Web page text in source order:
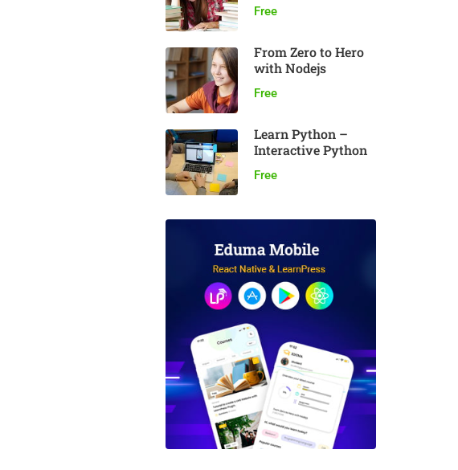
Free
From Zero to Hero
with Nodejs
Free
Learn Python –
Interactive Python
Free